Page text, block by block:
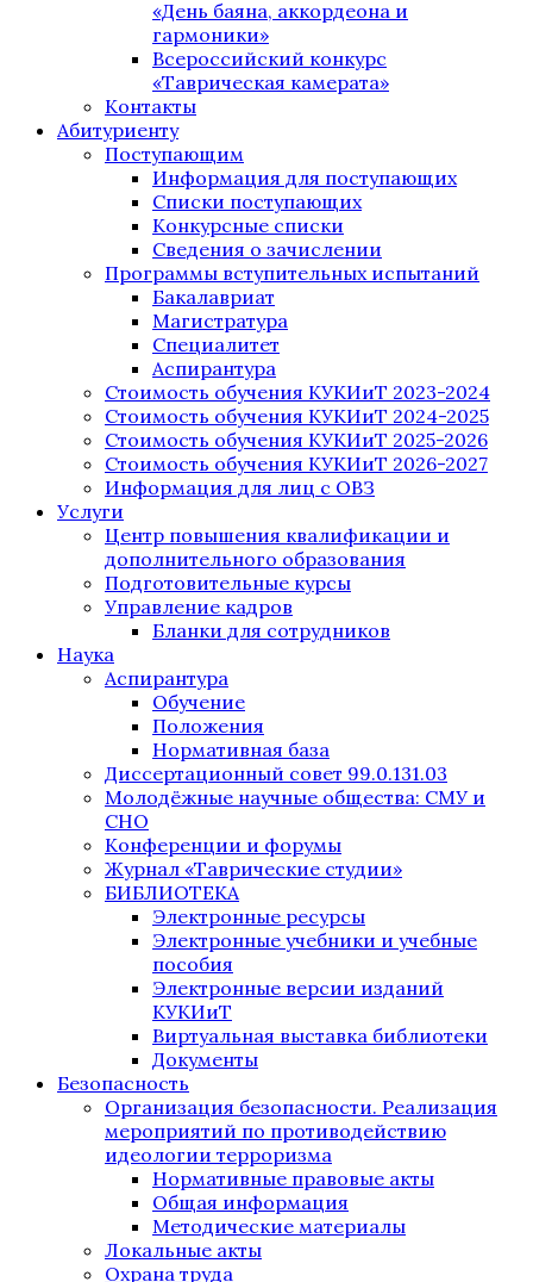
«День баяна, аккордеона и
гармоники»
Всероссийский конкурс
«Таврическая камерата»
Контакты
Абитуриенту
Поступающим
Информация для поступающих
Списки поступающих
Конкурсные списки
Сведения о зачислении
Программы вступительных испытаний
Бакалавриат
Магистратура
Специалитет
Аспирантура
Стоимость обучения КУКИиТ 2023-2024
Стоимость обучения КУКИиТ 2024-2025
Стоимость обучения КУКИиТ 2025-2026
Стоимость обучения КУКИиТ 2026-2027
Информация для лиц с ОВЗ
Услуги
Центр повышения квалификации и
дополнительного образования
Подготовительные курсы
Управление кадров
Бланки для сотрудников
Наука
Аспирантура
Обучение
Положения
Нормативная база
Диссертационный совет 99.0.131.03
Молодёжные научные общества: СМУ и
СНО
Конференции и форумы
Журнал «Таврические студии»
БИБЛИОТЕКА
Электронные ресурсы
Электронные учебники и учебные
пособия
Электронные версии изданий
КУКИиТ
Виртуальная выставка библиотеки
Документы
Безопасность
Организация безопасности. Реализация
мероприятий по противодействию
идеологии терроризма
Нормативные правовые акты
Общая информация
Методические материалы
Локальные акты
Охрана труда